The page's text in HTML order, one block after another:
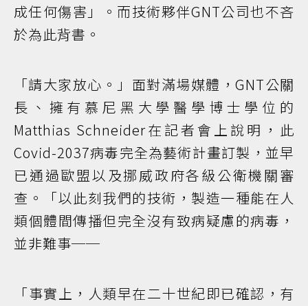
成任何傷害」。而技術夥伴GNT公司也不吝
於為此背書。
「請大家放心。」面對滿場媒體，GNT公關
長、擁有慕尼黑大學醫學博士學位的
Matthias Schneider在記者會上說明，此
Covid-2037病毒完全為藝術計畫訂製，並早
已通過歐盟以及挪威政府各級公衛機關審
查。「以此刻我們的技術，製造一種能在人
類個體間傳播但完全沒有致病疑慮的病毒，
並非難事──
「事實上，人類早在二十世紀即已確認，有